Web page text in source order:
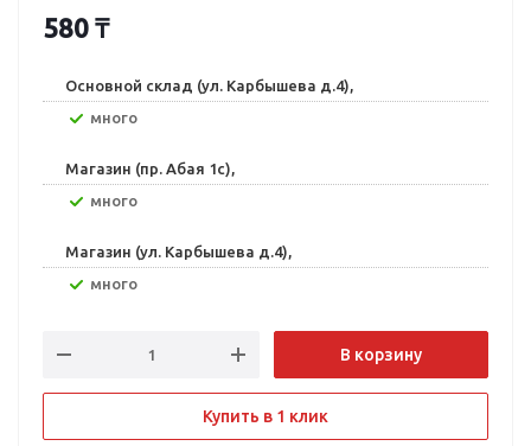
580 ₸
Основной склад (ул. Карбышева д.4),
Много
Магазин (пр. Абая 1с),
Много
Магазин (ул. Карбышева д.4),
Много
В корзину
Купить в 1 клик